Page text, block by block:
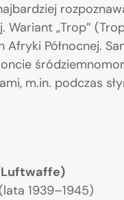
„Trop”
Północnej.
m.in. podczas
(lata 1939–1945)